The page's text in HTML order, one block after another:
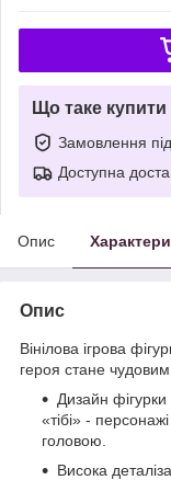
Що таке
Замовлення
Доступна
Опис
Опис
Вінілова ігрова
героя стане
Дизайн
«тібі» -
головою.
Висока